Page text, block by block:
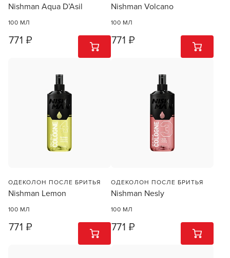
Nishman Aqua D’Asil
100 МЛ
771 ₽ 1 ШТ
Nishman Volcano
100 МЛ
771 ₽ 1 ШТ
ОДЕКОЛОН ПОСЛЕ БРИТЬЯ
Nishman Lemon
100 МЛ
771 ₽ 1 ШТ
ОДЕКОЛОН ПОСЛЕ БРИТЬЯ
Nishman Nesly
100 МЛ
771 ₽ 1 ШТ
Заяц–робот